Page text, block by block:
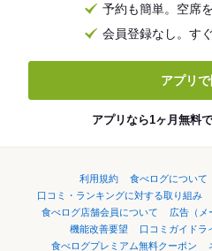
予約も簡単。空席
会員登録なし。す
アプリで
アプリなら1ヶ月無料
利用規約 食べログについて
口コミ・ランキングに対する取り組み
食べログ店舗会員について
広告（メ
機能改善要望
口コミガイドラ
食べログプレミアム無料クーポン